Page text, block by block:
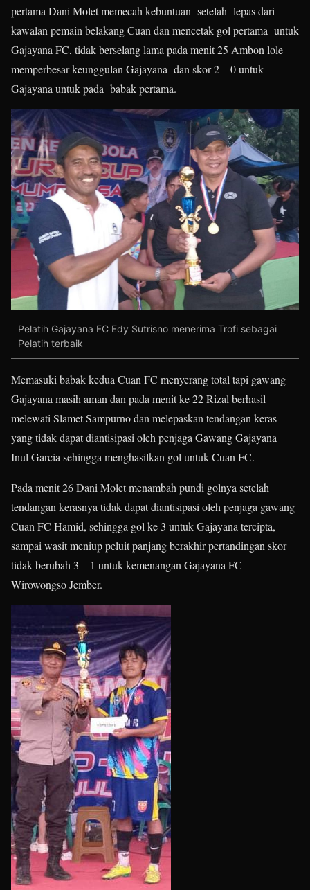
pertama Dani Molet memecah kebuntuan setelah lepas dari
kawalan pemain belakang Cuan dan mencetak gol pertama untuk
Gajayana FC, tidak berselang lama pada menit 25 Ambon lole
memperbesar keunggulan Gajayana dan skor 2 – 0 untuk
Gajayana untuk pada babak pertama.
Pelatih Gajayana FC Edy Sutrisno menerima Trofi sebagai
Pelatih terbaik
Memasuki babak kedua Cuan FC menyerang total tapi gawang
Gajayana masih aman dan pada menit ke 22 Rizal berhasil
melewati Slamet Sampurno dan melepaskan tendangan keras
yang tidak dapat diantisipasi oleh penjaga Gawang Gajayana
Inul Garcia sehingga menghasilkan gol untuk Cuan FC.
Pada menit 26 Dani Molet menambah pundi golnya setelah
tendangan kerasnya tidak dapat diantisipasi oleh penjaga gawang
Cuan FC Hamid, sehingga gol ke 3 untuk Gajayana tercipta,
sampai wasit meniup peluit panjang berakhir pertandingan skor
tidak berubah 3 – 1 untuk kemenangan Gajayana FC
Wirowongso Jember.